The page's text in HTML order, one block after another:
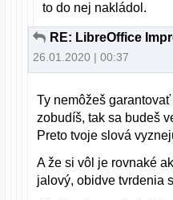
to do nej nakládol.
26.01.2020 | 00:37
Ty nemôžeš
zobudíš, tak sa budeš
Preto tvoje slová
A že si vôl je rovnaké
jalový, obidve tvrdenia